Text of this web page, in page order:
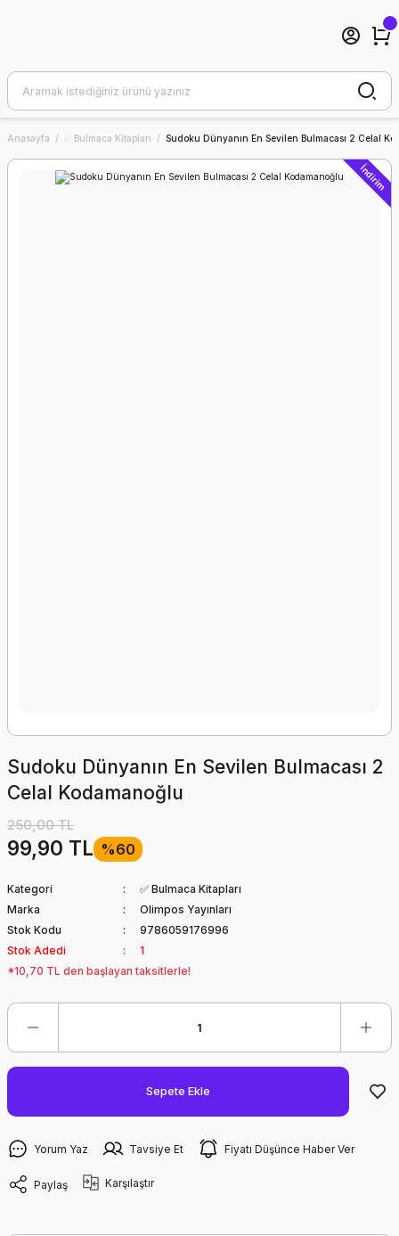
Anasayfa ✅ Bulmaca Kitapları Sudoku Dünyanın En Sevilen Bulmacası 2 Celal
İndirim
Sudoku Dünyanın En Sevilen Bulmacası 2
Celal Kodamanoğlu
250,00 TL
99,90 TL %60
Kategori
✅ Bulmaca Kitapları
Marka
Olimpos Yayınları
Stok Kodu
9786059176996
Stok Adedi
1
*10,70 TL den başlayan taksitlerle!
Sepete Ekle
Yorum Yaz Tavsiye Et Fiyatı Düşünce Haber Ver
Paylaş Karşılaştır